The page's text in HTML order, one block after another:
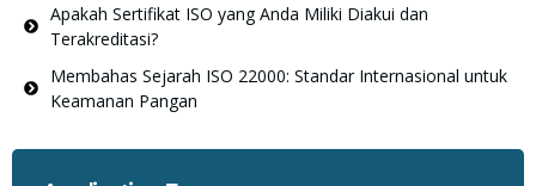
Apakah Sertifikat ISO yang Anda Miliki Diakui dan
Terakreditasi?
Membahas Sejarah ISO 22000: Standar Internasional untuk
Keamanan Pangan